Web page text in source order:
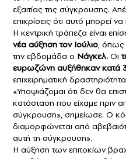
εξαιτίας της σύγκρουσης.
επικρίσεις ότι αυτό μπορεί
Η κεντρική τράπεζα είναι
νέα αύξηση τον Ιούλιο, όπως
την εβδομάδα ο Νάγκελ. Οι
ευρωζώνη αυξήθηκαν κατά
επιχειρηματική
«Υποψιάζομαι ότι δεν θα
κατάσταση που είχαμε πριν
σύγκρουση», σημείωσε. Ο
διαμορφώνεται από
αυτή τη σύγκρουση».
Η αύξηση των επιτοκίων